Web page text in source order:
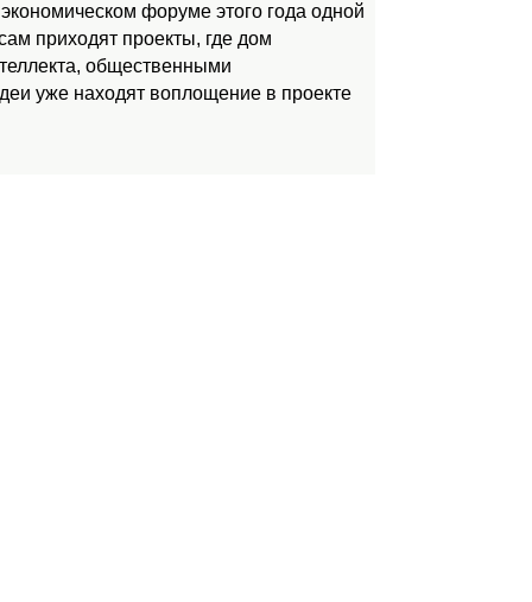
форуме этого года одной
приходят проекты, где дом
общественными
уже находят воплощение в проекте